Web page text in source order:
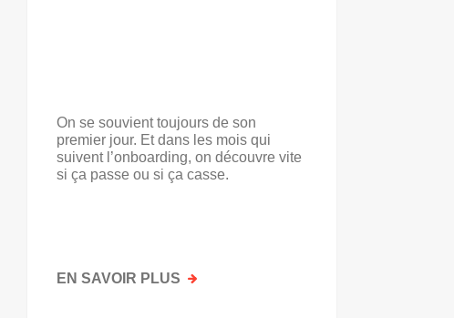
On se souvient toujours de son
premier jour. Et dans les mois qui
suivent l’onboarding, on découvre vite
si ça passe ou si ça casse.
EN SAVOIR PLUS SUR